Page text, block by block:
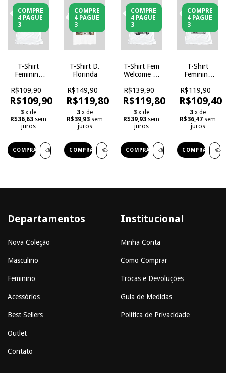
COMPRE
4 PAGUE
3
T-Shirt
Feminina
R$109,90
R$109,90
3 x de
R$36,63 sem
juros
COMPRAR
COMPRE
4 PAGUE
3
T-Shirt D.
Florinda
R$149,90
R$119,80
3 x de
R$39,93 sem
juros
COMPRAR
COMPRE
4 PAGUE
3
T-Shirt Fem
Welcome to
R$139,90
R$119,80
3 x de
R$39,93 sem
juros
COMPRAR
COMPRE
4 PAGUE
3
T-Shirt
Feminina
Else
Methers
R$119,90
R$109,40
3 x de
R$36,47 sem
juros
COMPRAR
Departamentos
Nova Coleção
Masculino
Feminino
Acessórios
Best Sellers
Outlet
Contato
Institucional
Minha Conta
Como Comprar
Trocas e Devoluções
Guia de Medidas
Política de Privacidade